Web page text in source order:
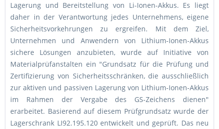
Lagerung und Bereitstellung von Li-Ionen-Akkus. Es liegt
daher in der Verantwortung jedes Unternehmens, eigene
Sicherheitsvorkehrungen zu ergreifen. Mit dem Ziel,
Unternehmen und Anwendern von Lithium-Ionen-Akkus
sichere Lösungen anzubieten, wurde auf Initiative von
Materialprüfanstalten ein "Grundsatz für die Prüfung und
Zertifizierung von Sicherheitsschränken, die ausschließlich
zur aktiven und passiven Lagerung von Lithium-Ionen-Akkus
im Rahmen der Vergabe des GS-Zeichens dienen"
erarbeitet. Basierend auf diesem Prüfgrundsatz wurde der
Lagerschrank LI92.195.120 entwickelt und geprüft. Das neu